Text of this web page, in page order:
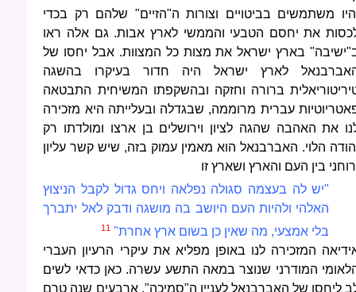
משתמשים בביטויים וצורות ה"הזיים" שלהם רק בכדי
את יחסם הטבעי והממשי לארץ אבות. גם אלה ראו
בארץ ישראל את מצות כל המצוות. אבל יחסו של
לארץ ישראל היה חדור בעיקרו בהשגה
ברורה וחזקה ובהשקפתו המשיחית התבטאה
עברית מרוממה, שבגדלה ובעלייתה היא מזכירה
את האהבה שהגה לציון וירושלים בן ארצו ומולדתו רק
הלוי. האברבנאל הוא מאמין עמוק בזה, שיש קשר עליון
בין העם והארץ ושארץ זו
"יש לה בעצמה סגולה נפלאה ויחס גדול לקבל הניצוץ
האלהי ולהיות העם היושב בה מושגה ודבק לאל יתברך
בלי אמצעי, מה שאין כן בשום ארץ אחרת" 11
המזכירה לנו באופן מפליא את עיקרי הרעיון העברי
המודרני שנוצר במאה התשע עשרה. כאן כדאי לשים
ליחסו של האברבנאל לעניין ה"סמיכה". ארבעים שנה טרם